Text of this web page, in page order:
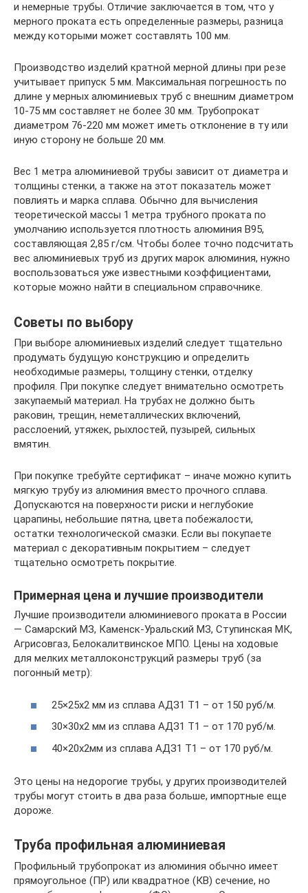
и немерные трубы. Отличие заключается в том, что у
мерного проката есть определенные размеры, разница
между которыми может составлять 100 мм.
Производство изделий кратной мерной длины при резе
учитывает припуск 5 мм. Максимальная погрешность по
длине у мерных алюминиевых труб с внешним диаметром
10-75 мм составляет не более 30 мм. Трубопрокат
диаметром 76-220 мм может иметь отклонение в ту или
иную сторону не больше 20 мм.
Вес 1 метра алюминиевой трубы зависит от диаметра и
толщины стенки, а также на этот показатель может
повлиять и марка сплава. Обычно для вычисления
теоретической массы 1 метра трубного проката по
умолчанию используется плотность алюминия В95,
составляющая 2,85 г/см. Чтобы более точно подсчитать
вес алюминиевых труб из других марок алюминия, нужно
воспользоваться уже известными коэффициентами,
которые можно найти в специальном справочнике.
Советы по выбору
При выборе алюминиевых изделий следует тщательно
продумать будущую конструкцию и определить
необходимые размеры, толщину стенки, отделку
профиля. При покупке следует внимательно осмотреть
закупаемый материал. На трубах не должно быть
раковин, трещин, неметаллических включений,
расслоений, утяжек, рыхлостей, пузырей, сильных
вмятин.
При покупке требуйте сертификат – иначе можно купить
мягкую трубу из алюминия вместо прочного сплава.
Допускаются на поверхности риски и неглубокие
царапины, небольшие пятна, цвета побежалости,
остатки технологической смазки. Если вы покупаете
материал с декоративным покрытием – следует
тщательно осмотреть покрытие.
Примерная цена и лучшие производители
Лучшие производители алюминиевого проката в России
— Самарский МЗ, Каменск-Уральский МЗ, Ступинская МК,
Агрисовгаз, Белокалитвинское МПО. Цены на ходовые
для мелких металлоконструкций размеры труб (за
погонный метр):
25×25х2 мм из сплава АДЗ1 Т1 – от 150 руб/м.
30×30х2 мм из сплава АДЗ1 Т1 – от 170 руб/м.
40×20х2мм из сплава АДЗ1 Т1 – от 170 руб/м.
Это цены на недорогие трубы, у других производителей
трубы могут стоить в два раза больше, импортные еще
дороже.
Труба профильная алюминиевая
Профильный трубопрокат из алюминия обычно имеет
прямоугольное (ПР) или квадратное (КВ) сечение, но